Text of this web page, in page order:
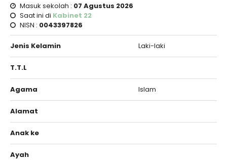
Masuk sekolah : 07 Agustus 2026
Saat ini di Kabinet 22
NISN : 0043397826
Jenis Kelamin Laki-laki
T.T.L
Agama Islam
Alamat
Anak ke
Ayah